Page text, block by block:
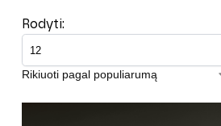
Rodyti: